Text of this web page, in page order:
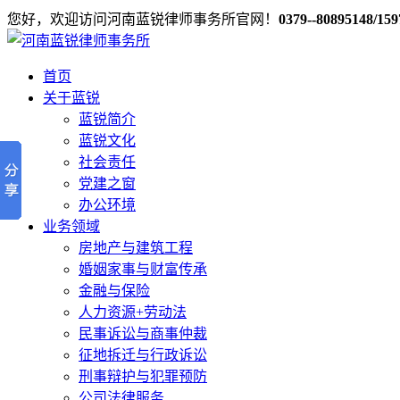
您好，欢迎访问河南蓝锐律师事务所官网！ 0379--80895148/
首页
关于蓝锐
蓝锐简介
蓝锐文化
社会责任
党建之窗
办公环境
业务领域
房地产与建筑工程
婚姻家事与财富传承
金融与保险
人力资源+劳动法
民事诉讼与商事仲裁
征地拆迁与行政诉讼
刑事辩护与犯罪预防